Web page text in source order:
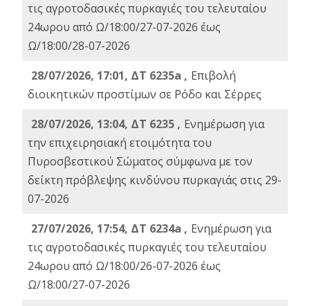
τις αγροτοδασικές πυρκαγιές του τελευταίου
24ωρου από Ω/18:00/27-07-2026 έως
Ω/18:00/28-07-2026
28/07/2026, 17:01, ΔΤ 6235a , Eπιβολή
διοικητικών προστίμων σε Ρόδο και Σέρρες
28/07/2026, 13:04, ΔΤ 6235 , Ενημέρωση για
την επιχειρησιακή ετοιμότητα του
Πυροσβεστικού Σώματος σύμφωνα με τον
δείκτη πρόβλεψης κινδύνου πυρκαγιάς στις 29-
07-2026
27/07/2026, 17:54, ΔΤ 6234a , Ενημέρωση για
τις αγροτοδασικές πυρκαγιές του τελευταίου
24ωρου από Ω/18:00/26-07-2026 έως
Ω/18:00/27-07-2026